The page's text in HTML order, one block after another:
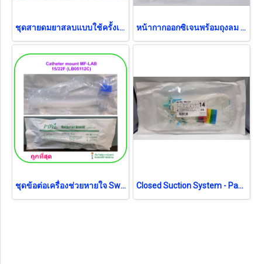
ชุดสายดมยาสลบแบบใช้ครั้งเดียว Anesthesia Breathing Circuit MF-LAB เด็ก (B0580) หน้ากากออกซิเจนพร้อมถุงลม Oxygen Mask with Bag สำหรับผู้ใหญ่ Galemed (AO0093)
ชุดข้อต่อเครื่องช่วยหายใจ Swivel Catheter mount MF-LAB 15/22F (LB05112C) Closed Suction System - Pacific Health No.14 สายดูดเสมหะระบบปิด (exp 12-2026)